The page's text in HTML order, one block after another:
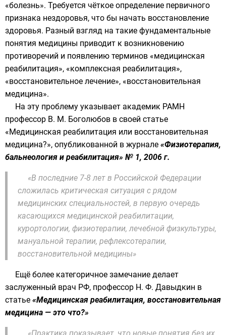
«болезнь». Требуется чёткое определение первичного
признака нездоровья, что бы начать восстановление
здоровья. Разный взгляд на такие фундаментальные
понятия медицины приводит к возникновению
противоречий и появлению терминов «медицинская
реабилитация», «комплексная реабилитация»,
«восстановительное лечение», «восстановительная
медицина».
На эту проблему указывает академик РАМН
профессор В. М. Боголюбов в своей статье
«Медицинская реабилитация или восстановительная
медицина?», опубликованной в журнале «Физиотерапия,
бальнеология и реабилитация» № 1, 2006 г.
«В последние 7-8 лет в Российской Федерации
сложилась критическая ситуация с рядом
медицинских специальностей, в первую очередь
касающихся медицинской реабилитации,
курортологии, физиотерапии, лечебной физкультуры,
мануальной терапии, рефлексотерапии,
восстановительной медицины»
Ещё более категоричное замечание делает
заслуженный врач РФ, профессор Н. Ф. Давыдкин в
статье «Медицинская реабилитация, восстановительная
медицина — это что?»